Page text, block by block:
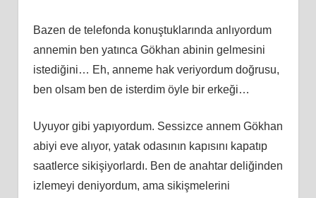
Bazen de telefonda konuştuklarında anlıyordum
annemin ben yatınca Gökhan abinin gelmesini
istediğini… Eh, anneme hak veriyordum doğrusu,
ben olsam ben de isterdim öyle bir erkeği…
Uyuyor gibi yapıyordum. Sessizce annem Gökhan
abiyi eve alıyor, yatak odasının kapısını kapatıp
saatlerce sikişiyorlardı. Ben de anahtar deliğinden
izlemeyi deniyordum, ama sikişmelerini